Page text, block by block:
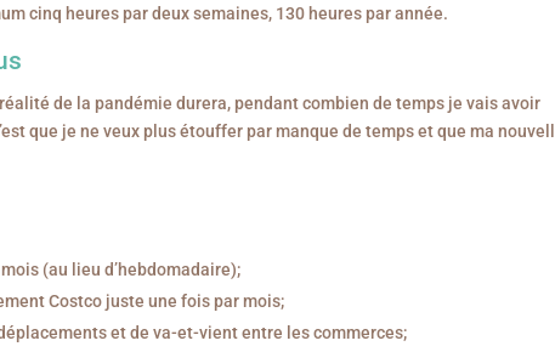
cinq heures par deux semaines, 130 heures par année.
de la pandémie durera, pendant combien de temps je vais avoir
que je ne veux plus étouffer par manque de temps et que ma
(au lieu d’hebdomadaire);
Costco juste une fois par mois;
et de va-et-vient entre les commerces;